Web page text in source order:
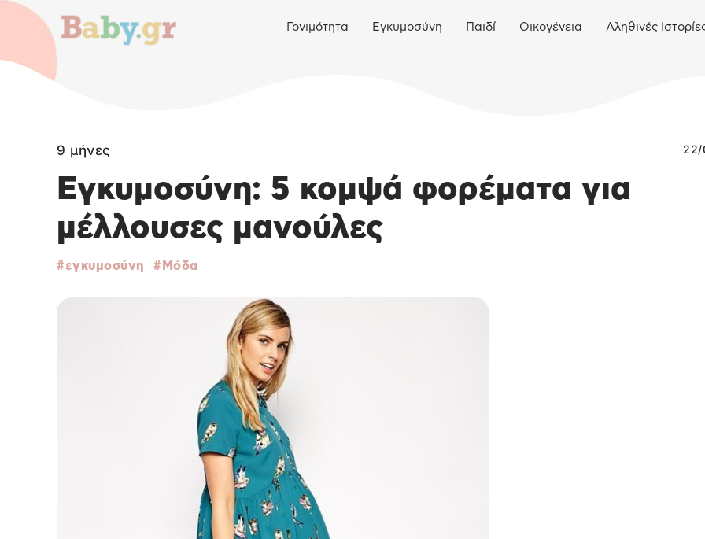
Γονιμότητα Εγκυμοσύνη Παιδί Οικογένεια Αληθινές
9 μήνες 22/
Εγκυμοσύνη: 5 κομψά φορέματα για
μέλλουσες μανούλες
εγκυμοσύνη Μόδα